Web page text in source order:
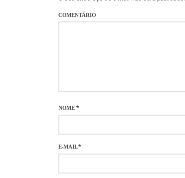
COMENTÁRIO
NOME *
E-MAIL*